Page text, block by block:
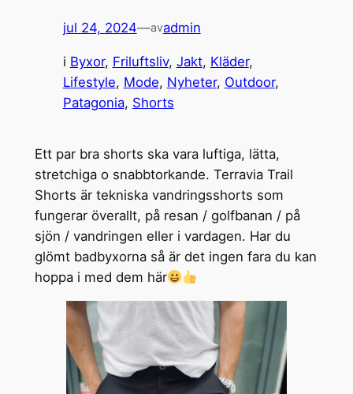
jul 24, 2024—avadmin
i Byxor, Friluftsliv, Jakt, Kläder
Lifestyle, Mode, Nyheter, Outdoor
Patagonia, Shorts
Ett par bra shorts ska vara luftiga, lätta,
stretchiga o snabbtorkande. Terravia Trail
Shorts är tekniska vandringsshorts som
fungerar överallt, på resan / golfbanan / på
sjön / vandringen eller i vardagen. Har du
glömt badbyxorna så är det ingen fara du kan
hoppa i med dem här